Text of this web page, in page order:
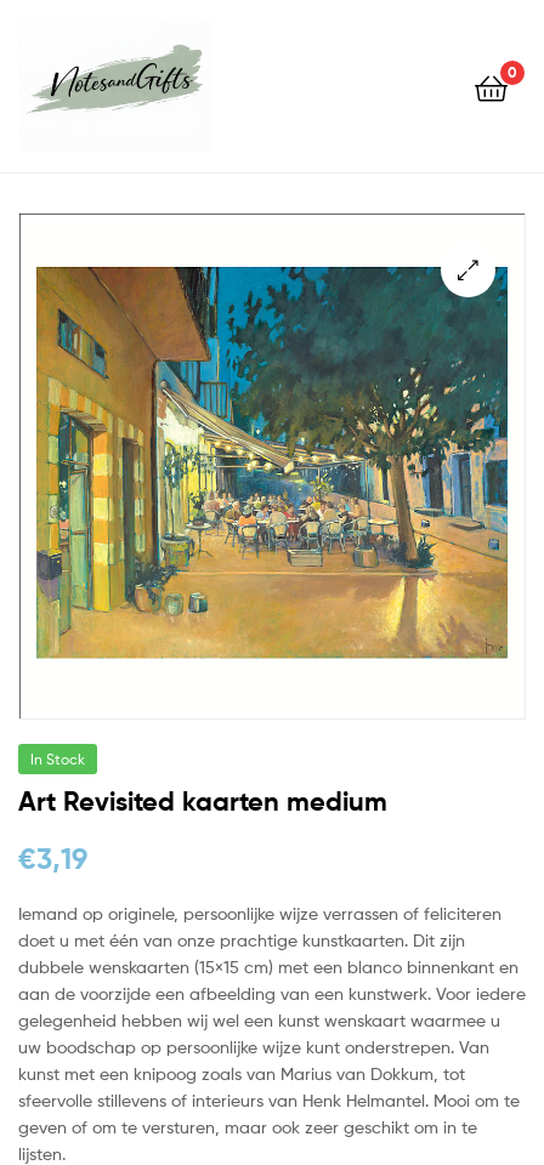
0
In Stock
Art Revisited kaarten medium
€3,19
Iemand op originele, persoonlijke wijze verrassen of feliciteren
doet u met één van onze prachtige kunstkaarten. Dit zijn
dubbele wenskaarten (15×15 cm) met een blanco binnenkant en
aan de voorzijde een afbeelding van een kunstwerk. Voor iedere
gelegenheid hebben wij wel een kunst wenskaart waarmee u
uw boodschap op persoonlijke wijze kunt onderstrepen. Van
kunst met een knipoog zoals van Marius van Dokkum, tot
sfeervolle stillevens of interieurs van Henk Helmantel. Mooi om te
geven of om te versturen, maar ook zeer geschikt om in te
lijsten.